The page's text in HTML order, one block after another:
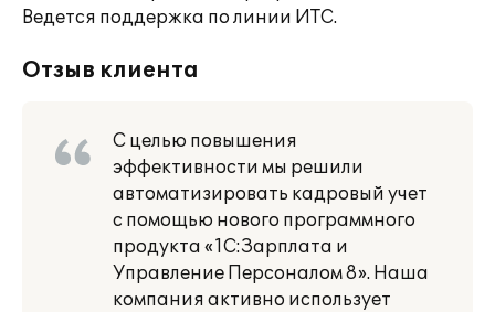
Ведется поддержка по линии ИТС.
Отзыв клиента
С целью повышения
эффективности мы решили
автоматизировать кадровый учет
с помощью нового программного
продукта «1С:Зарплата и
Управление Персоналом 8». Наша
компания активно использует